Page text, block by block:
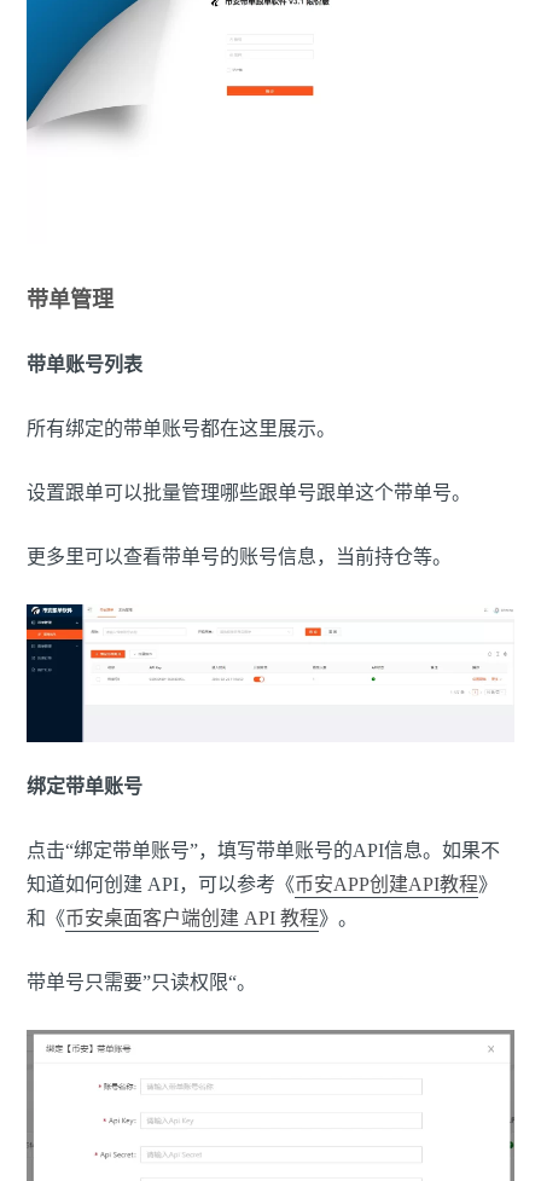
带单管理
带单账号列表
所有绑定的带单账号都在这里展示。
设置跟单可以批量管理哪些跟单号跟单这个带单号。
更多里可以查看带单号的账号信息，当前持仓等。
绑定带单账号
点击“绑定带单账号”，填写带单账号的API信息。如果不
知道如何创建 API，可以参考《币安APP创建API教程》
和《币安桌面客户端创建 API 教程》。
带单号只需要”只读权限“。